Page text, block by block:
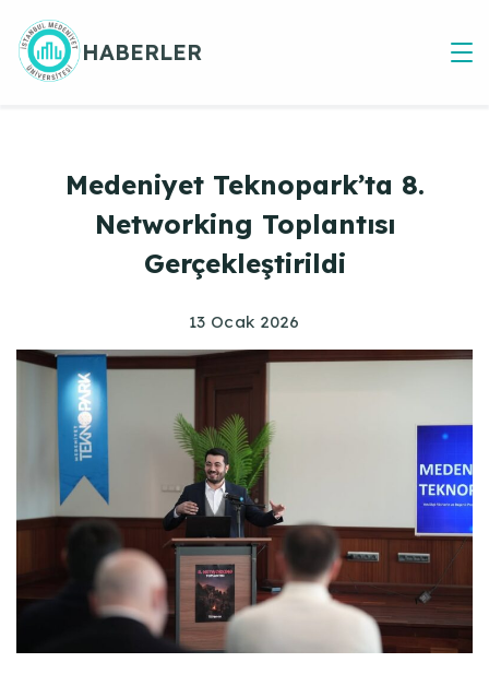
Skip
to
content
HABERLER
Medeniyet Teknopark’ta 8.
Networking Toplantısı
Gerçekleştirildi
13 Ocak 2026